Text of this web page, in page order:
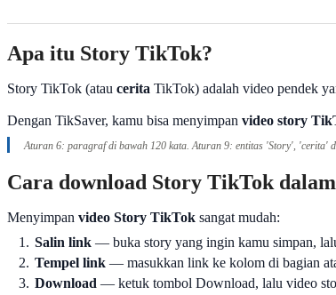
Apa itu Story TikTok?
Story TikTok (atau cerita TikTok) adalah video pendek
Dengan TikSaver, kamu bisa menyimpan video story
Aturan 6: paragraf di bawah 120 kata. Aturan 9: entitas 'Story', 'cerita'
Cara download Story TikTok
Menyimpan video Story TikTok sangat mudah:
1. Salin link — buka story yang ingin kamu simpan,
2. Tempel link — masukkan link ke kolom di bagian
3. Download — ketuk tombol Download, lalu video